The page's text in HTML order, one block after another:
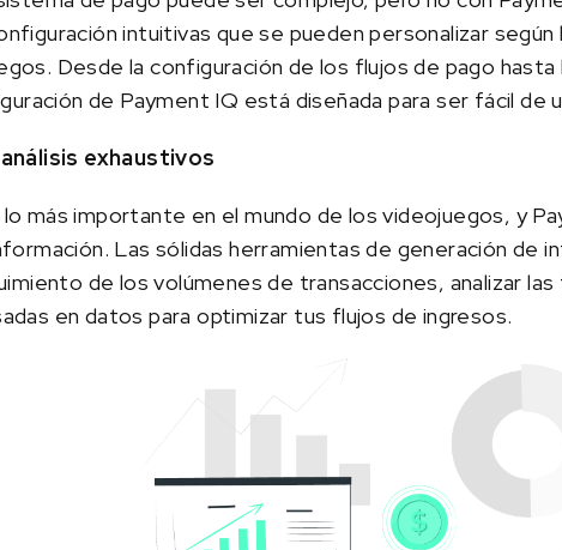
intuitivas que se pueden personalizar
Desde la configuración de los flujos de pago
de Payment IQ está diseñada para ser fácil de
exhaustivos
más importante en el mundo de los videojuegos, y
Las sólidas herramientas de generación de
de los volúmenes de transacciones, analizar
en datos para optimizar tus flujos de ingresos.